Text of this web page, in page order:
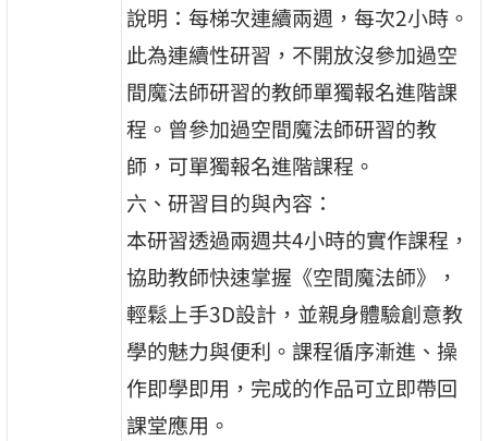
說明：每梯次連續兩週，每次2小時。
此為連續性研習，不開放沒參加過空
間魔法師研習的教師單獨報名進階課
程。曾參加過空間魔法師研習的教
師，可單獨報名進階課程。
六、研習目的與內容：
本研習透過兩週共4小時的實作課程，
協助教師快速掌握《空間魔法師》，
輕鬆上手3D設計，並親身體驗創意教
學的魅力與便利。課程循序漸進、操
作即學即用，完成的作品可立即帶回
課堂應用。